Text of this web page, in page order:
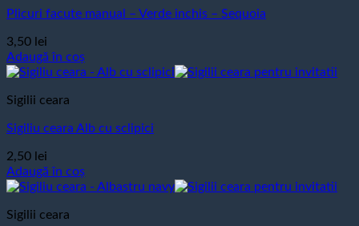
Plicuri facute manual – Verde inchis – Sequoia
3,50 lei
Adaugă în coș
Sigilii ceara
Sigiliu ceara Alb cu sclipici
2,50 lei
Adaugă în coș
Sigilii ceara